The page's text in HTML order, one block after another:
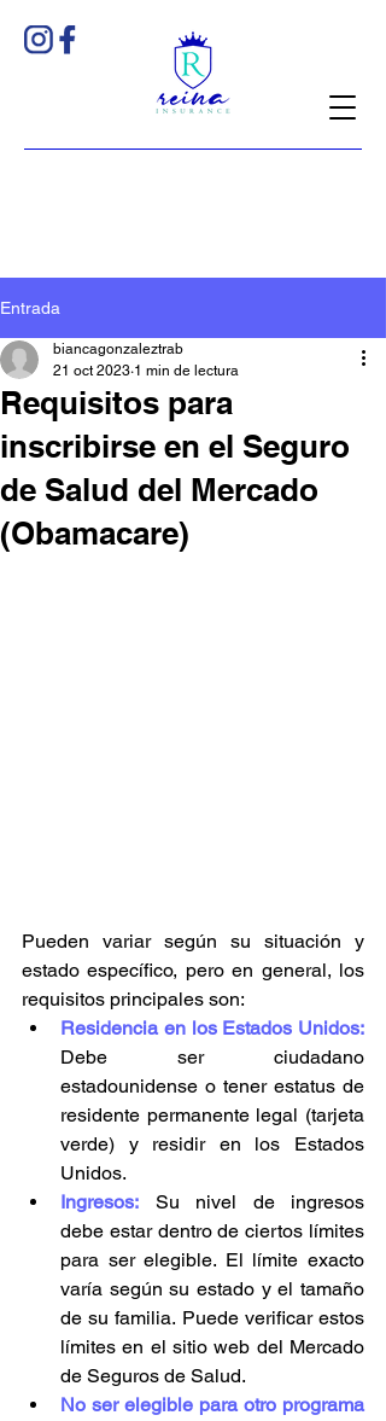
Entrada
Requisitos para
inscribirse en el Seguro
de Salud del Mercado
(Obamacare)
biancagonzaleztrab
21 oct 2023 1 min de lectura
Pueden variar según su situación y
estado específico, pero en general, los
requisitos principales son:
Debe ser ciudadano
estadounidense o tener estatus de
residente permanente legal (tarjeta
verde) y residir en los Estados
Unidos.
Ingresos:
Su nivel de ingresos
debe estar dentro de ciertos límites
para ser elegible. El límite exacto
varía según su estado y el tamaño
de su familia. Puede verificar estos
límites en el sitio web del Mercado
de Seguros de Salud.
No ser elegible para otro programa